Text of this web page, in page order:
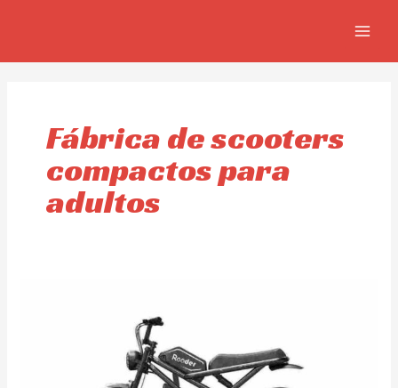
Fábrica de scooters
compactos para
adultos